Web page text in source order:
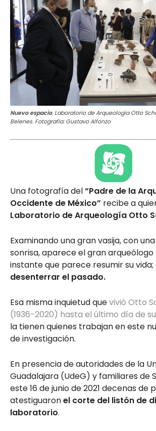
Nuevo espacio. Laboratorio de Arqueología Otto
Belenes. Fotografía: Gustavo Alfonzo
Una fotografía del“Padre de la
Occidente de México” recibe a
Laboratorio de Arqueología Otto
Examinando una gran vasija, con
sonrisa, aparece el gran
instante que parece resumir su vida;
desenterrar el pasado.
Esa misma inquietud quevivió Otto
(1936-2020) hasta el último día de
la tienen quienes trabajan en este
de investigación.
En presencia de autoridades de la
Guadalajara (UdeG) y familiares de
este 16 de junio de 2021 decenas de
atestiguaronel corte del listón de
laboratorio.